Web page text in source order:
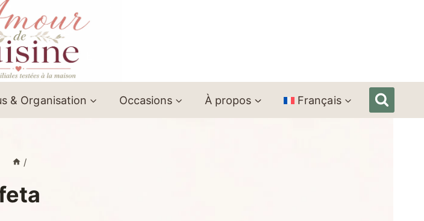
& Organisation Occasions À propos Français
/